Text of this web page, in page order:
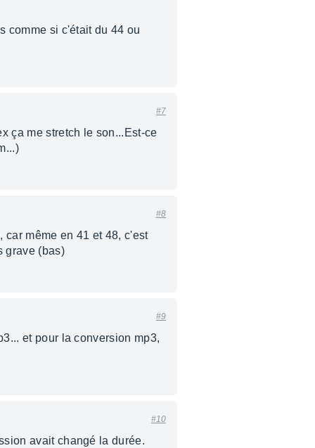
comme si c'était du 44 ou
#7
ça me stretch le son...Est-ce
#8
car même en 41 et 48, c'est
grave (bas)
#9
et pour la conversion mp3,
#10
avait changé la durée.